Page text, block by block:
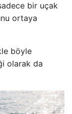
bir uçak
ortaya
böyle
olarak da